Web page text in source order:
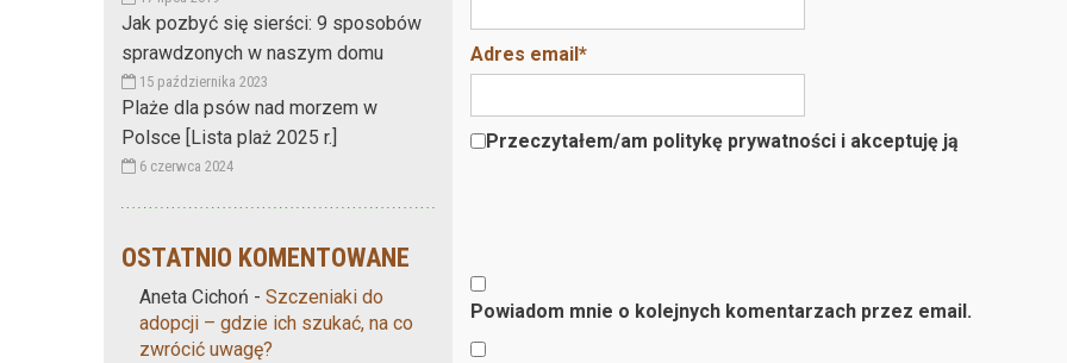
Jak pozbyć się sierści: 9 sposobów
sprawdzonych w naszym domu
15 października 2023
Plaże dla psów nad morzem w
Polsce [Lista plaż 2025 r.]
6 czerwca 2024
OSTATNIO KOMENTOWANE
Aneta Cichoń - Szczeniaki do
adopcji – gdzie ich szukać, na co
zwrócić uwagę?
Adres email*
Przeczytałem/am politykę prywatności i akceptuję ją
Powiadom mnie o kolejnych komentarzach przez email.